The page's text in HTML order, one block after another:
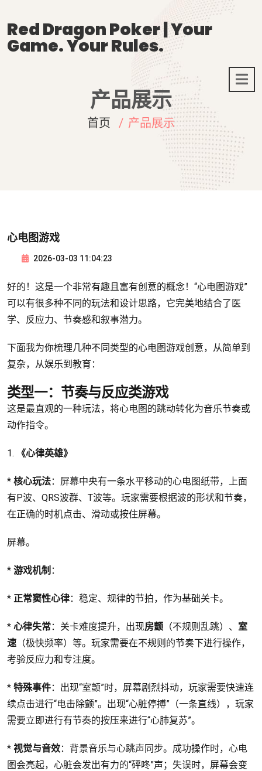
Red Dragon Poker | Your
Game. Your Rules.
产品展示
首页 产品展示
心电图游戏
2026-03-03 11:04:23
好的！这是一个非常有趣且富有创意的概念！“心电图游戏”
可以有很多种不同的玩法和设计思路，它完美地结合了医
学、反应力、节奏感和叙事潜力。
下面我为你梳理几种不同类型的心电图游戏创意，从简单到
复杂，从娱乐到教育：
类型一：节奏与反应类游戏
这是最直观的一种玩法，将心电图的跳动转化为音乐节奏或
动作指令。
1. 《心律英雄》
* 核心玩法：屏幕中央有一条水平移动的心电图纸带，上面
有P波、QRS波群、T波等。玩家需要根据波的形状和节奏，
在正确的时机点击、滑动或按住屏幕。
屏幕。
* 游戏机制 ：
* 正常窦性心律：稳定、规律的节拍，作为基础关卡。
* 心律失常：关卡难度提升，出现房颤 （不规则乱跳）、 室
速 （极快频率）等。玩家需要在不规则的节奏下进行操作，
考验反应力和专注度。
* 特殊事件：出现“室颤”时，屏幕剧烈抖动，玩家需要快速连
续点击进行“电击除颤”。出现“心脏停搏”（一条直线），玩家
需要立即进行有节奏的按压来进行“心肺复苏”。
* 视觉与音效：背景音乐与心跳声同步。成功操作时，心电
图会亮起，心脏会发出有力的“砰咚”声；失误时，屏幕会变